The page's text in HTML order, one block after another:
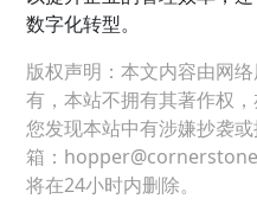
数字化转型。
版权声明：本文内容由网
有，本站不拥有其著作权
您发现本站中有涉嫌抄袭
箱：
将在24小时内删除。